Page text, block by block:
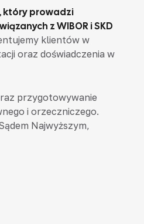
który prowadzi
z WIBOR i SKD
klientów w
oraz doświadczenia w
przygotowywanie
i orzeczniczego.
Najwyższym,